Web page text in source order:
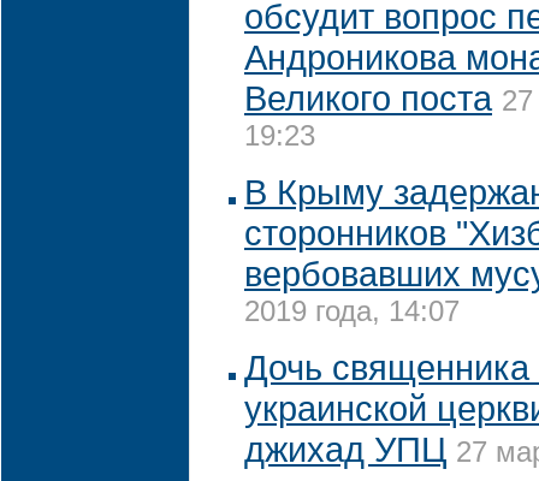
обсудит вопрос
Андроникова
Великого поста
19:23
В Крыму
сторонников
вербовавших
2019 года, 14:07
Дочь священника
украинской
джихад УПЦ 27